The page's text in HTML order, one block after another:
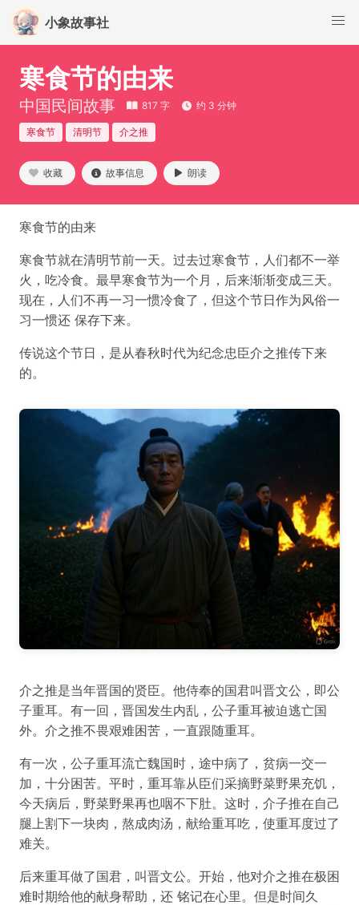
小象故事社
寒食节的由来
中国民间故事 817 字 约 3 分钟
寒食节 清明节 介之推
收藏 故事信息 朗读
寒食节的由来
寒食节就在清明节前一天。过去过寒食节，人们都不一举
火，吃冷食。最早寒食节为一个月，后来渐渐变成三天。
现在，人们不再一习一惯冷食了，但这个节日作为风俗一
习一惯还 保存下来。
传说这个节日，是从春秋时代为纪念忠臣介之推传下来
的。
介之推是当年晋国的贤臣。他侍奉的国君叫晋文公，即公
子重耳。有一回，晋国发生内乱，公子重耳被迫逃亡国
外。介之推不畏艰难困苦，一直跟随重耳。
有一次，公子重耳流亡魏国时，途中病了，贫病一交一
加，十分困苦。平时，重耳靠从臣们采摘野菜野果充饥，
今天病后，野菜野果再也咽不下肚。这时，介子推在自己
腿上割下一块肉，熬成肉汤，献给重耳吃，使重耳度过了
难关。
后来重耳做了国君，叫晋文公。开始，他对介之推在极困
难时期给他的献身帮助，还 铭记在心里。但是时间久